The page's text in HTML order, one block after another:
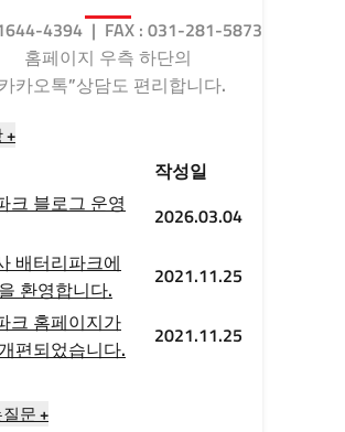
4394 | FAX : 031-281-5873
홈페이지 우측 하단의
카오톡”상담도 편리합니다.
+
작성일
크 블로그 운영
2026.03.04
배터리파크에
환영합니다.
2021.11.25
크 홈페이지가
편되었습니다.
2021.11.25
문 +